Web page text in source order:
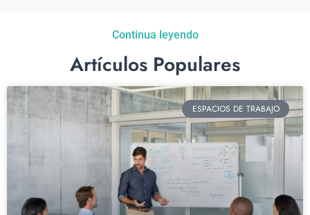
Continua leyendo
Artículos Populares
ESPACIOS DE TRABAJO